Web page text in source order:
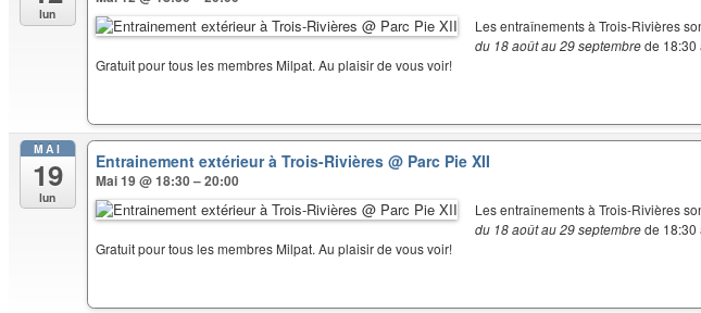
lun
Les entraînements à Trois-Rivières
du 18 août au 29 septembrede 18:30
Gratuit pour tous les membres Milpat. Au plaisir de vous voir!
MAI
19
lun
Entrainement extérieur à Trois-Rivières@ Parc Pie XII
Mai 19 @ 18:30 – 20:00
Les entraînements à Trois-Rivières
du 18 août au 29 septembrede 18:30
Gratuit pour tous les membres Milpat. Au plaisir de vous voir!